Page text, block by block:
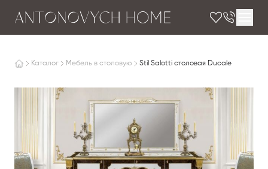
Каталог Мебель в столовую Stil Salotti столовая Ducale